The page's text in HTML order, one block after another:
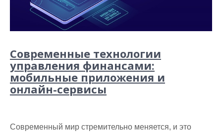
Современные технологии
управления финансами:
мобильные приложения и
онлайн-сервисы
Современный мир стремительно меняется, и это